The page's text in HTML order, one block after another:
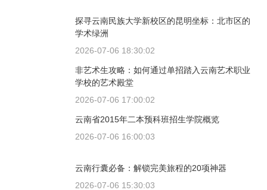
探寻云南民族大学新校区的昆明坐标：北市区的
学术绿洲
2026-07-06 18:30:02
非艺术生攻略：如何通过单招踏入云南艺术职业
学校的艺术殿堂
2026-07-06 17:00:02
云南省2015年二本预科班招生学院概览
2026-07-06 16:00:03
云南行囊必备：解锁完美旅程的20项神器
2026-07-06 15:30:03